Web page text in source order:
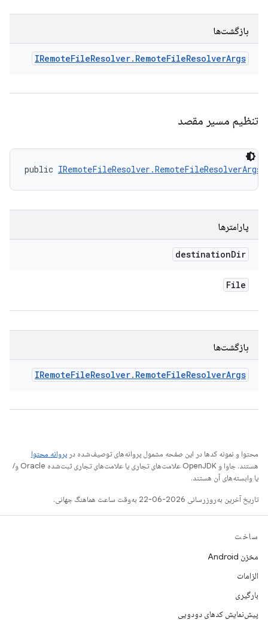
بازگشت‌ها
IRemoteFileResolver. RemoteFileResolverArgs
تنظیم مسیر مقصد
public IRemoteFileResolver.RemoteFileResolverArgs
پارامترها
destinationDir
File
بازگشت‌ها
IRemoteFileResolver. RemoteFileResolverArgs
محتوا و نمونه کدها در این صفحه مشمول پروانه‌های توصیف‌شده در پروانه محتوا
هستند. جاوا و OpenJDK علامت‌های تجاری یا علامت‌های تجاری ثبت‌شده Oracle و/
یا وابسته‌های آن هستند.
تاریخ آخرین به‌روزرسانی 2026-06-22 به‌وقت ساعت هماهنگ جهانی.
ساخت
مخزن Android
الزامات
بارگیری
پیش‌نمایش کدهای دودویی